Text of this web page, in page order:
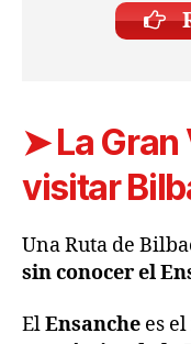
➤ La Gran
visitar
Una Ruta de
sin conocer el
ElEnsanche es